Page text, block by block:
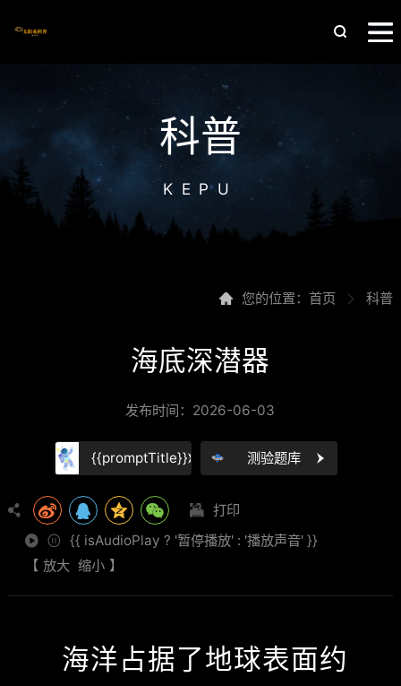
科普
科普
KEPU
您的位置：首页 科普
海底深潜器
发布时间：2026-06-03
{{promptTitle}} 测验题库
打印
{{ isAudioPlay ? '暂停播放' : '播放声音' }}
【 放大 缩小 】
海洋占据了地球表面约